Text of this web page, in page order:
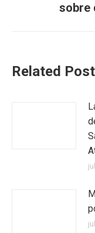
sobre
Related